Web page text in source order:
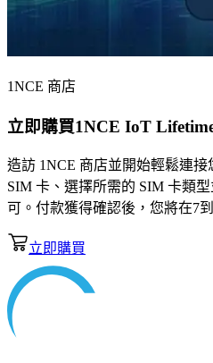
1NCE 商店
立即購買1NCE IoT
造訪 1NCE 商店並開始輕鬆連
SIM 卡、選擇所需的 SIM 卡類
可。付款獲得確認後，您將在7
立即購買